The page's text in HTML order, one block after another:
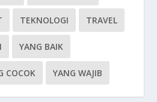
TEKNOLOGI TRAVEL
YANG BAIK
COCOK YANG WAJIB